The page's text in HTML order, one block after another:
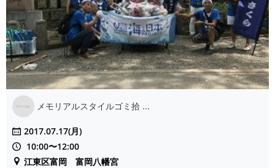
メモリアルスタイルゴミ拾 ...
2017.07.17(月)
10:00〜12:00
江東区富岡 富岡八幡宮